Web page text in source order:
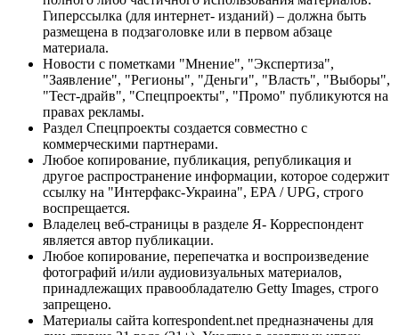
Гиперссылка (для интернет- изданий) – должна быть
размещена в подзаголовке или в первом абзаце
материала.
Новости с пометками "Мнение", "Экспертиза",
"Заявление", "Регионы", "Деньги", "Власть", "Выборы",
"Тест-драйв", "Спецпроекты", "Промо" публикуются на
правах рекламы.
Раздел Спецпроекты создается совместно с
коммерческими партнерами.
Любое копирование, публикация, републикация и
другое распространение информации, которое содержит
ссылку на "Интерфакс-Украина", EPA / UPG, строго
воспрещается.
Владелец веб-страницы в разделе Я- Корреспондент
является автор публикации.
Любое копирование, перепечатка и воспроизведение
фотографий и/или аудиовизуальных материалов,
принадлежащих правообладателю Getty Images, строго
запрещено.
Материалы сайта korrespondent.net предназначены для